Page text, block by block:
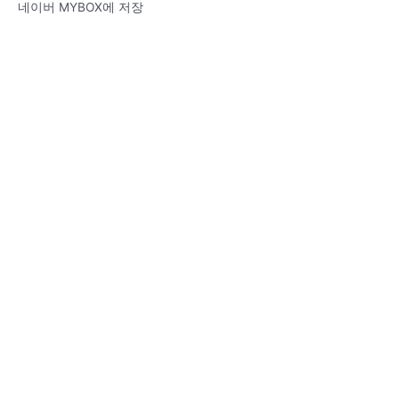
네이버 MYBOX에 저장